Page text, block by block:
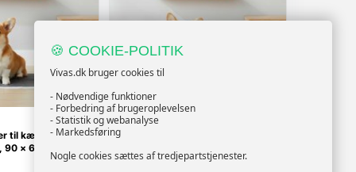
til kæledyr, 100
× 60 cm
Træningspuder til kæledyr - 200
🍪 COOKIE-POLITIK
Vivas.dk bruger cookies til
- Nødvendige funktioner
- Forbedring af brugeroplevelsen
- Statistik og webanalyse
- Markedsføring
Nogle cookies sættes af tredjepartstjenester.